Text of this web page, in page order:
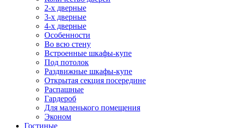
2-х дверные
3-х дверные
4-х дверные
Особенности
Во всю стену
Встроенные шкафы-купе
Под потолок
Раздвижные шкафы-купе
Открытая секция посередине
Распашные
Гардероб
Для маленького помещения
Эконом
Гостиные